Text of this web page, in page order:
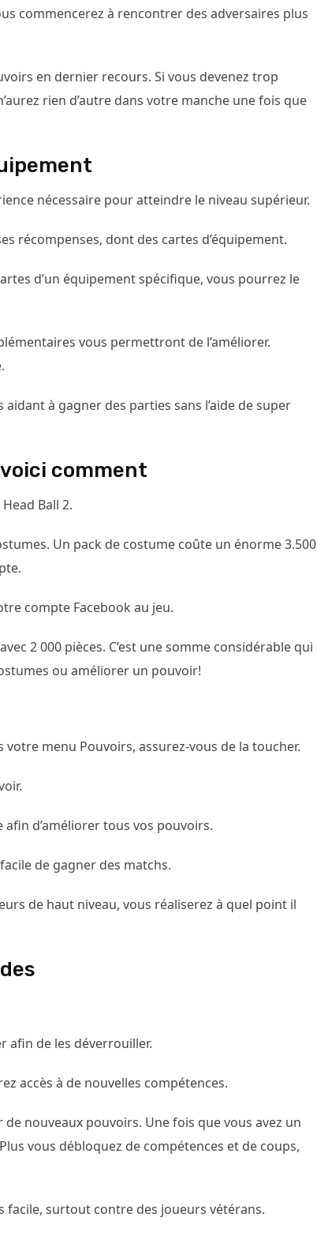
commencerez à rencontrer des adversaires plus
en dernier recours. Si vous devenez trop
rien d’autre dans votre manche une fois que
nécessaire pour atteindre le niveau supérieur.
récompenses, dont des cartes d’équipement.
d’un équipement spécifique, vous pourrez le
vous permettront de l’améliorer.
à gagner des parties sans l’aide de super
comment
Ball 2.
Un pack de costume coûte un énorme 3.500
compte Facebook au jeu.
2 000 pièces. C’est une somme considérable qui
ou améliorer un pouvoir!
menu Pouvoirs, assurez-vous de la toucher.
d’améliorer tous vos pouvoirs.
de gagner des matchs.
de haut niveau, vous réaliserez à quel point il
afin de les déverrouiller.
accès à de nouvelles compétences.
nouveaux pouvoirs. Une fois que vous avez un
vous débloquez de compétences et de coups,
facile, surtout contre des joueurs vétérans.